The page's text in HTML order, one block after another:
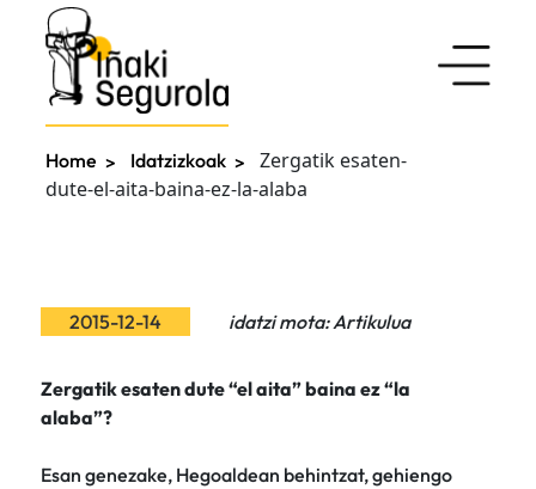
Home Idatzizkoak
Zergatik esaten-
dute-el-aita-baina-ez-la-alaba
2015-12-14 idatzi mota: Artikulua
Zergatik esaten dute “el aita” baina ez “la
alaba”?
Esan genezake, Hegoaldean behintzat, gehiengo